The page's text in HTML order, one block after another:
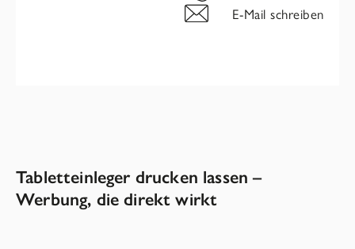
E-Mail schreiben
Tabletteinleger drucken lassen –
Werbung, die direkt wirkt